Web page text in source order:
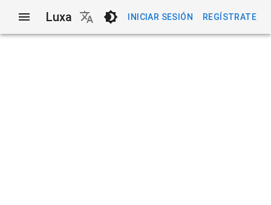
Luxa INICIAR SESIÓN REGÍSTRATE